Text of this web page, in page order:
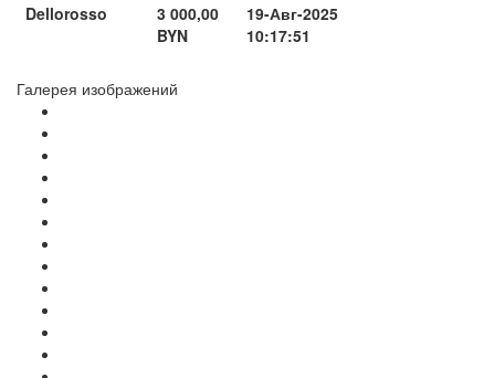
Dellorosso
3 000,00
BYN
19-Авг-2025
10:17:51
Галерея изображений